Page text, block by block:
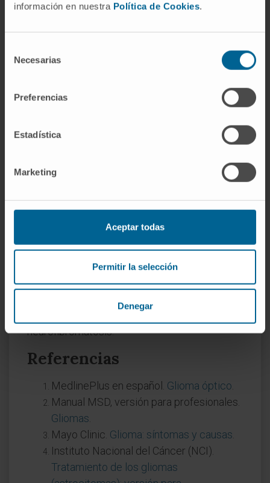
información en nuestra Política de Cookies.
Necesarias
Preferencias
Estadística
Marketing
Aceptar todas
Permitir la selección
Denegar
de glioma de alto grado del nervio óptico en
¿Tiene relación con la
Sí, y muy estrecha. Entre el 15 % y el 20 % de
desarrollan un glioma de la vía óptica. Es una
ese síndrome genético.
glioma del nervio óptico?
No. Son entidades completamente distintas.
El glioma nasal no es siquiera un tumor, sino
una malformación congénita formada por
tejido glial desplazado a la región nasal
relación con la vía óptica ni con la
neurofibromatosis.
Referencias
MedlinePlus en español. Glioma óptico
Manual MSD, versión para profesionales.
Gliomas
Mayo Clinic. Glioma: síntomas y causas
Instituto Nacional del Cáncer (NCI).
Tratamiento de los gliomas